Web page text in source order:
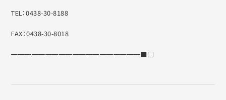
TEL：0438-30-8188
FAX：0438-30-8018
━━━━━━━━━━━━━━━━━━━■□